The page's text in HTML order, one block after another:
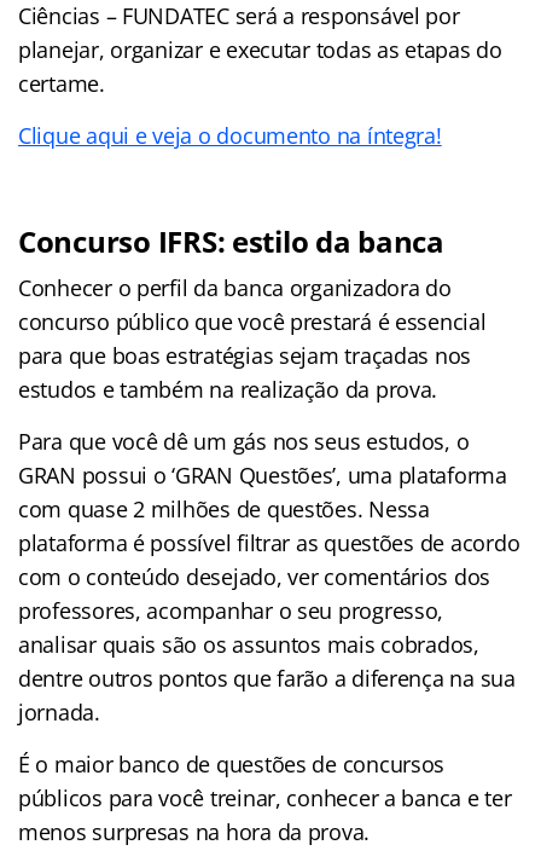
Ciências – FUNDATEC será a responsável por
planejar, organizar e executar todas as etapas do
certame.
Clique aqui e veja o documento na íntegra!
Concurso IFRS: estilo da banca
Conhecer o perfil da banca organizadora do
concurso público que você prestará é essencial
para que boas estratégias sejam traçadas nos
estudos e também na realização da prova.
Para que você dê um gás nos seus estudos, o
GRAN possui o ‘GRAN Questões’, uma plataforma
com quase 2 milhões de questões. Nessa
plataforma é possível filtrar as questões de acordo
com o conteúdo desejado, ver comentários dos
professores, acompanhar o seu progresso,
analisar quais são os assuntos mais cobrados,
dentre outros pontos que farão a diferença na sua
jornada.
É o maior banco de questões de concursos
públicos para você treinar, conhecer a banca e ter
menos surpresas na hora da prova.